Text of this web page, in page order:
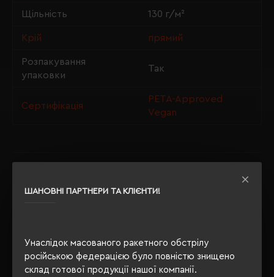
ШАНОВНІ ПАРТНЕРИ ТА КЛІЄНТИ!
Унаслідок масованого ракетного обстрілу
російською федерацією було повністю знищено
склад готової продукції нашої компанії.
Щільність 130 г/м²
Крій прямий
Розпакування
упаковки
Так
Сертифікація
PETA-Approved
Vegan
ВІДГУКИ
РЕКОМЕНДУЄМО